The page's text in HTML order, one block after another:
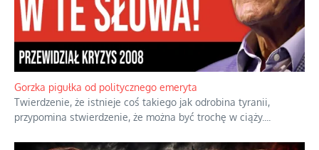
Gorzka pigułka od politycznego emeryta
Twierdzenie, że istnieje coś takiego jak odrobina tyranii,
przypomina stwierdzenie, że można być trochę w ciąży.